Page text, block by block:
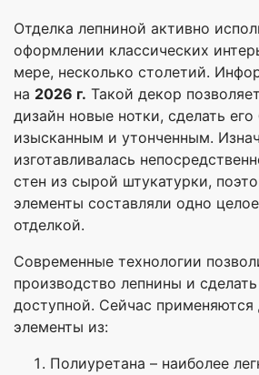
Отделка лепниной активно
оформлении классических
мере, несколько столетий.
на 2026 г. Такой декор
дизайн новые нотки, сделать его
изысканным и утонченным.
изготавливалась
стен из сырой штукатурки,
элементы составляли одно
отделкой.
Современные технологии
производство лепнины и
доступной. Сейчас применяются
элементы из:
Полиуретана – наиболее